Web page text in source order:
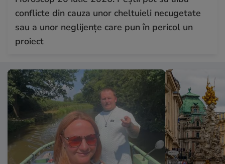
conflicte din cauza unor cheltuieli necugetate
sau a unor neglijențe care pun în pericol un
proiect